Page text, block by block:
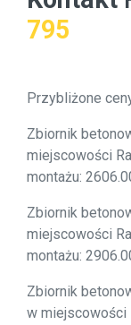
795
Przybliżone
Zbiornik
miejscowości
montażu:
Zbiornik
miejscowości
montażu:
Zbiornik
w miejscowości